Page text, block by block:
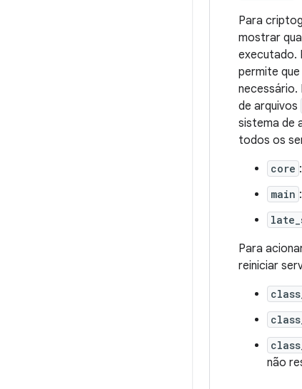
Para
mostrar
executado.
permite
necessário.
de arquivos
sistema de
todos os
core
main
Para
reiniciar
não